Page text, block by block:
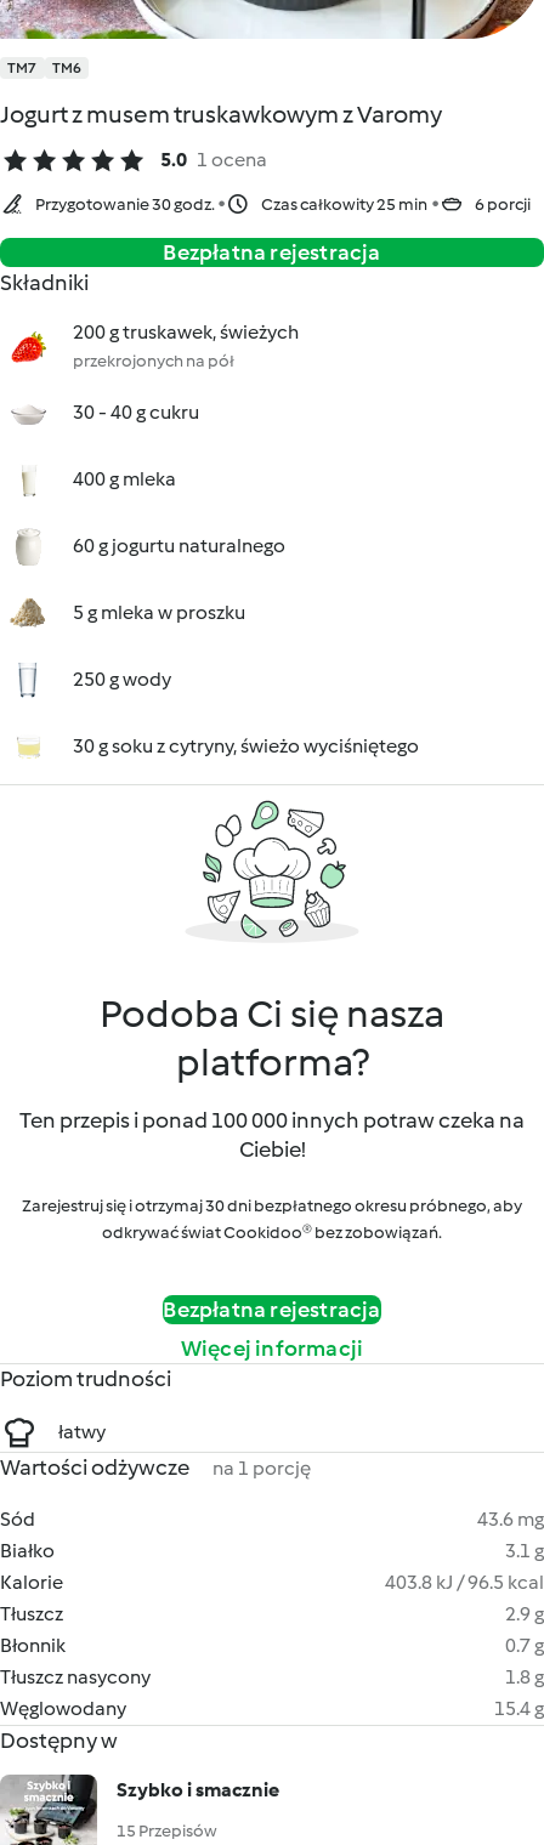
TM7 TM6
Jogurt z musem truskawkowym z Varomy
5.0 1 ocena
Przygotowanie 30 godz. Czas całkowity 25 min 6 porcji
Bezpłatna rejestracja
Składniki
200 g truskawek, świeżych
przekrojonych na pół
30 - 40 g cukru
400 g mleka
60 g jogurtu naturalnego
5 g mleka w proszku
250 g wody
30 g soku z cytryny, świeżo wyciśniętego
Podoba Ci się nasza
platforma?
Ten przepis i ponad 100 000 innych potraw czeka na
Ciebie!
Zarejestruj się i otrzymaj 30 dni bezpłatnego okresu próbnego, aby
odkrywać świat Cookidoo® bez zobowiązań.
Bezpłatna rejestracja
Więcej informacji
Poziom trudności
łatwy
Wartości odżywcze na 1 porcję
Sód
43.6 mg
Białko
3.1 g
Kalorie
403.8 kJ / 96.5 kcal
Tłuszcz
2.9 g
Błonnik
0.7 g
Tłuszcz nasycony
1.8 g
Węglowodany
15.4 g
Dostępny w
Szybko i smacznie
15 Przepisów